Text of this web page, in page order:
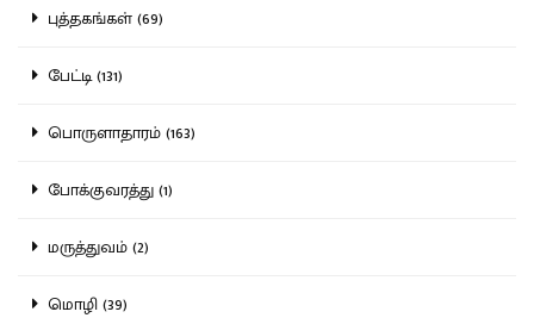
புத்தகங்கள் (69)
பேட்டி (131)
பொருளாதாரம் (163)
போக்குவரத்து (1)
மருத்துவம் (2)
மொழி (39)